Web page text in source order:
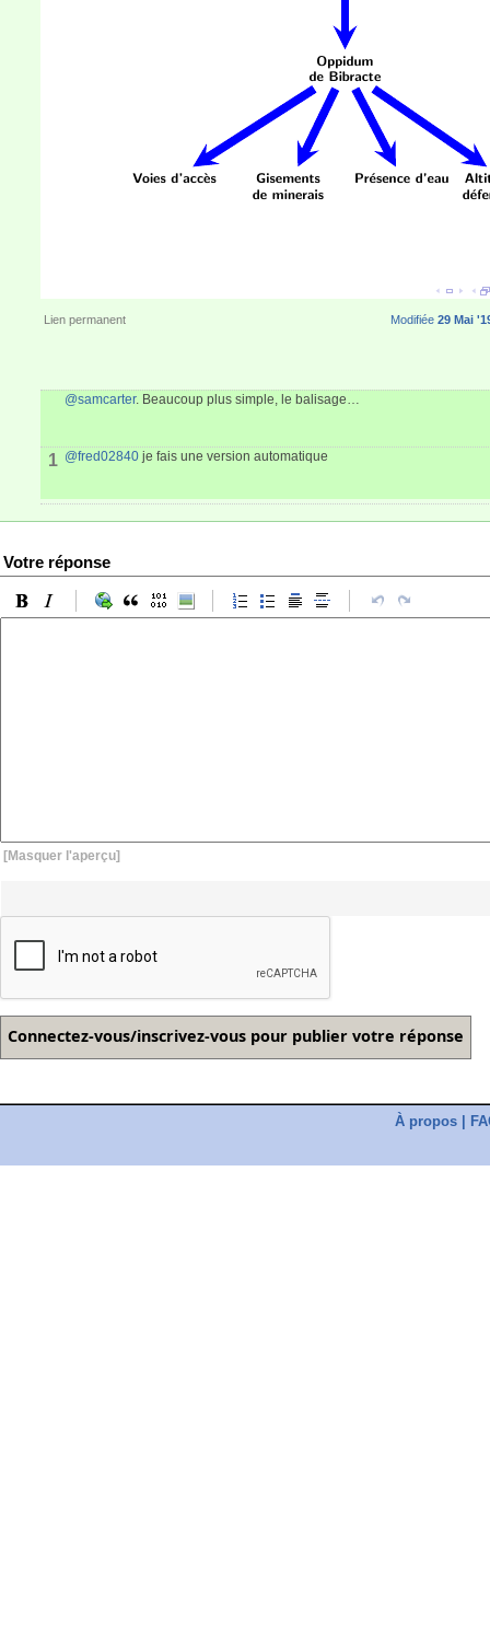
Lien permanent Modifiée 29 Mai
@samcarter. Beaucoup plus simple, le balisage…
1 @fred02840 je fais une version automatique
Votre réponse
[Masquer l'aperçu]
À propos